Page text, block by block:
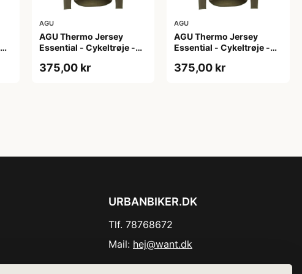
AGU
AGU Thermo Jersey
Essential - Cykeltrøje -
XL
375,00 kr
AGU
AGU Thermo Jersey
Essential - Cykeltrøje -
XXL
375,00 kr
URBANBIKER.DK
Tlf. 78768672
Mail: hej@want.dk